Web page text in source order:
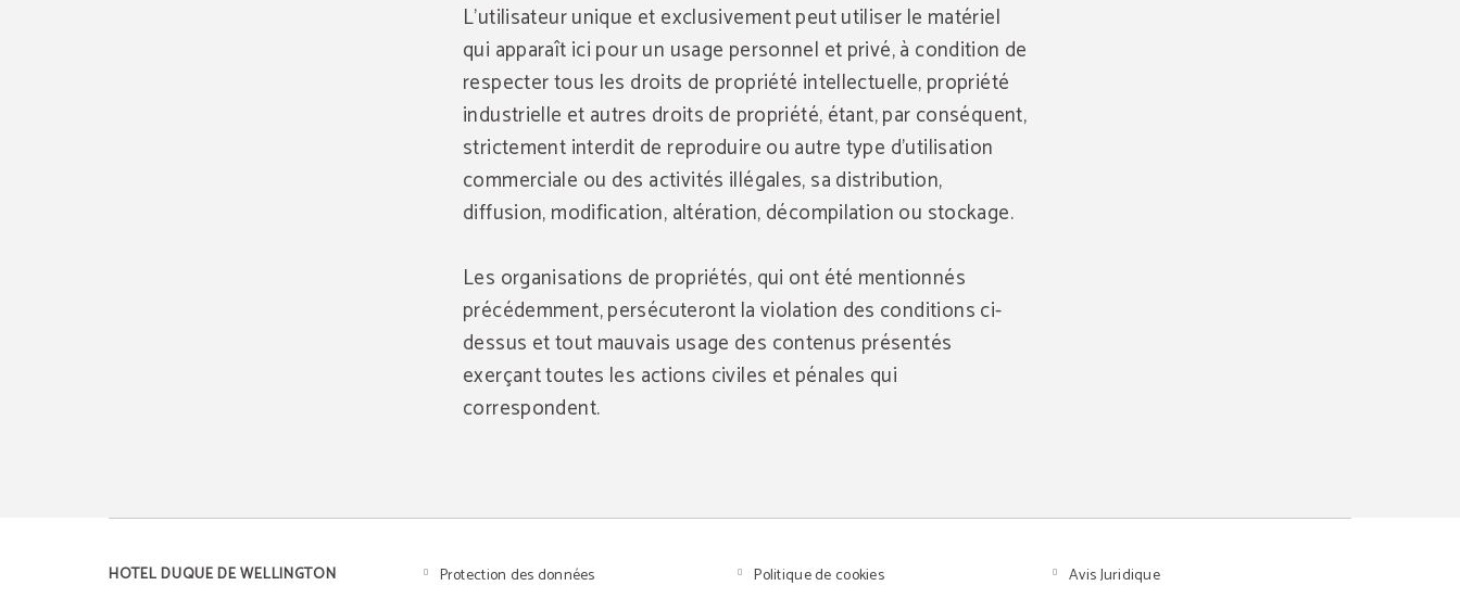
L'utilisateur unique et exclusivement peut utiliser le matériel
qui apparaît ici pour un usage personnel et privé, à condition de
respecter tous les droits de propriété intellectuelle, propriété
industrielle et autres droits de propriété, étant, par conséquent,
strictement interdit de reproduire ou autre type d'utilisation
commerciale ou des activités illégales, sa distribution,
diffusion, modification, altération, décompilation ou stockage.
Les organisations de propriétés, qui ont été mentionnés
précédemment, persécuteront la violation des conditions ci-
dessus et tout mauvais usage des contenus présentés
exerçant toutes les actions civiles et pénales qui
correspondent.
HOTEL DUQUE DE WELLINGTON Protection des données Politique de cookies Avis Juridique